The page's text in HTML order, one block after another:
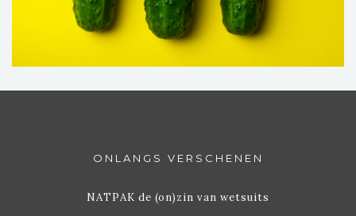
ONLANGS VERSCHENEN
NATPAK de (on)zin van wetsuits